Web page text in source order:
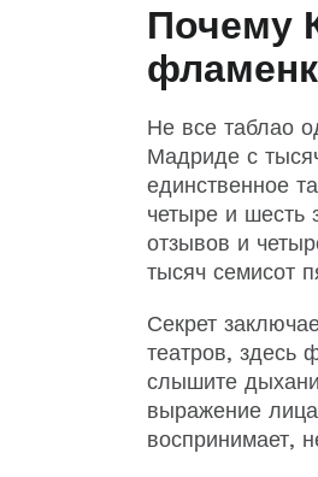
Почему
Не все таблао
Мадриде с
единственное
четыре и шесть
отзывов и
тысяч семисот
Секрет
театров, здесь
слышите
выражение
воспринимает,